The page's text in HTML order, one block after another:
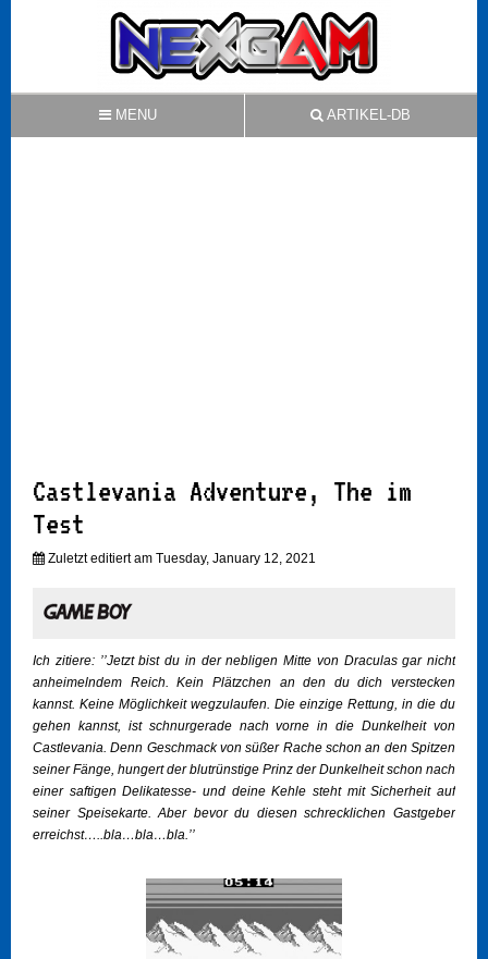
MENU ARTIKEL-DB
Castlevania Adventure, The im
Test
Zuletzt editiert am Tuesday, January 12, 2021
Ich zitiere: ’’Jetzt bist du in der nebligen Mitte von Draculas gar nicht
anheimelndem Reich. Kein Plätzchen an den du dich verstecken
kannst. Keine Möglichkeit wegzulaufen. Die einzige Rettung, in die du
gehen kannst, ist schnurgerade nach vorne in die Dunkelheit von
Castlevania. Denn Geschmack von süßer Rache schon an den Spitzen
seiner Fänge, hungert der blutrünstige Prinz der Dunkelheit schon nach
einer saftigen Delikatesse- und deine Kehle steht mit Sicherheit auf
seiner Speisekarte. Aber bevor du diesen schrecklichen Gastgeber
erreichst…..bla…bla…bla.’’